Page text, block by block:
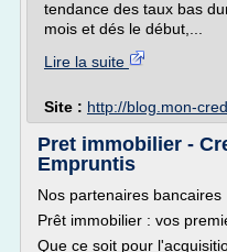
tendance des taux bas
mois et dés le début,...
Lire la suite
Site : http://blog.mon-
Pret immobilier -
Empruntis
Nos partenaires bancaires
Prêt immobilier : vos
Que ce soit pour